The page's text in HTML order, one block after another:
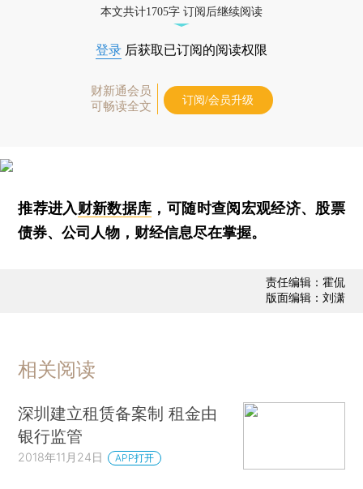
本文共计1705字 订阅后继续阅读
登录 后获取已订阅的阅读权限
财新通会员
可畅读全文
订阅/会员升级
推荐进入财新数据库 ，可随时查阅宏观经济、股票
债券、公司人物，财经信息尽在掌握。
责任编辑：霍侃
版面编辑：刘潇
相关阅读
深圳建立租赁备案制 租金由
银行监管
2018年11月24日 APP打开